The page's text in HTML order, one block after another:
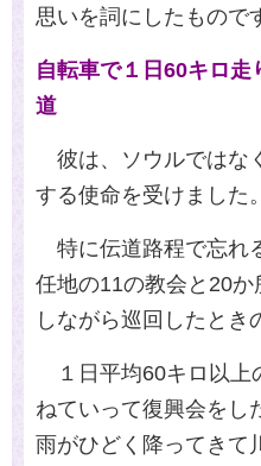
思いを詞にしたもので
自転車で１日60キロ走
道
彼は、ソウルではな
する使命を受けました
特に伝道路程で忘れ
任地の11の教会と 20か
しながら巡回したとき
１日平均60キロ以上
ねていって復興会をし
雨がひどく降ってきて